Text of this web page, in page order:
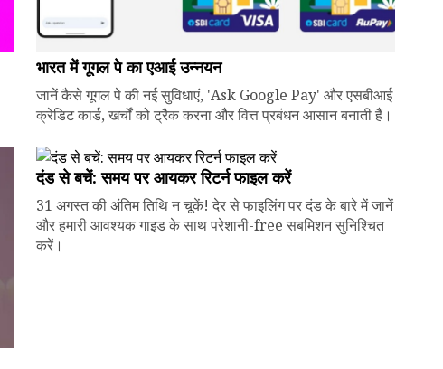
भारत में गूगल पे का एआई उन्नयन
जानें कैसे गूगल पे की नई सुविधाएं, 'Ask Google Pay' और एसबीआई
क्रेडिट कार्ड, खर्चों को ट्रैक करना और वित्त प्रबंधन आसान बनाती हैं।
दंड से बचें: समय पर आयकर रिटर्न फाइल करें
31 अगस्त की अंतिम तिथि न चूकें! देर से फाइलिंग पर दंड के बारे में जानें
और हमारी आवश्यक गाइड के साथ परेशानी-free सबमिशन सुनिश्चित
करें।